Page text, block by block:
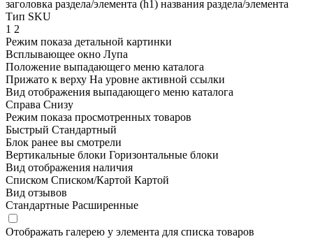
заголовка раздела/элемента (h1) названия раздела/элемента
Тип SKU
1 2
Режим показа детальной картинки
Всплывающее окно Лупа
Положение выпадающего меню каталога
Прижато к верху На уровне активной ссылки
Вид отображения выпадающего меню каталога
Справа Снизу
Режим показа просмотренных товаров
Быстрый Стандартный
Блок ранее вы смотрели
Вертикальные блоки Горизонтальные блоки
Вид отображения наличия
Списком Списком/Картой Картой
Вид отзывов
Стандартные Расширенные
Отображать галерею у элемента для списка товаров